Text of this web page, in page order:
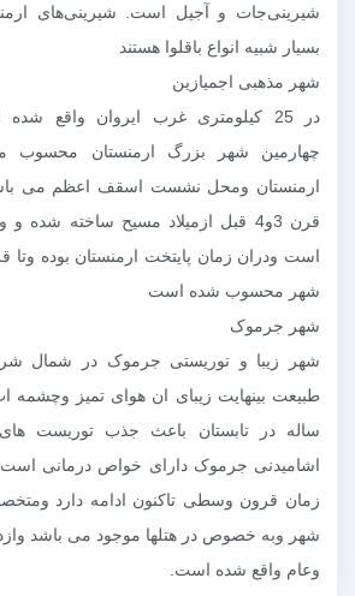
شیرینی‌جات و آجیل است. شیرینی‌های
بسیار شبیه انواع باقلوا هستند
شهر مذهبی اجمیازین
در 25 کیلومتری غرب ایروان واقع
چهارمین شهر بزرگ ارمنستان محسوب
ارمنستان ومحل نشست اسقف اعظم می
قرن 3و4 قبل ازمیلاد مسیح ساخته شده
شهر محسوب شده است
شهر جرموک
شهر زیبا و توریستی جرموک در شمال
طبیعت بینهایت زیبای ان هوای تمیز وچشمه
ساله در تابستان باعث جذب توریست
اشامیدنی جرموک دارای خواص درمانی است
زمان قرون وسطی تاکنون ادامه دارد
شهر وبه خصوص در هتلها موجود می باشد
وعام واقع شده است.